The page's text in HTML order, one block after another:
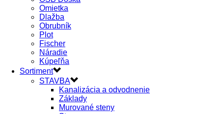
Omietka
Dlažba
Obrubník
Plot
Fischer
Náradie
Kúpeľňa
Sortiment
STAVBA
Kanalizácia a odvodnenie
Základy
Murované steny